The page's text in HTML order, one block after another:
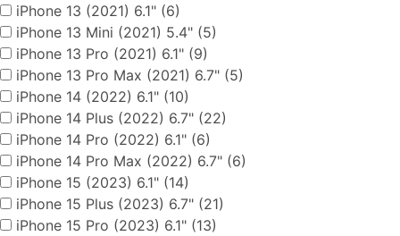
iPhone 13 (2021) 6.1" (6)
iPhone 13 Mini (2021) 5.4" (5)
iPhone 13 Pro (2021) 6.1" (9)
iPhone 13 Pro Max (2021) 6.7" (5)
iPhone 14 (2022) 6.1" (10)
iPhone 14 Plus (2022) 6.7" (22)
iPhone 14 Pro (2022) 6.1" (6)
iPhone 14 Pro Max (2022) 6.7" (6)
iPhone 15 (2023) 6.1" (14)
iPhone 15 Plus (2023) 6.7" (21)
iPhone 15 Pro (2023) 6.1" (13)